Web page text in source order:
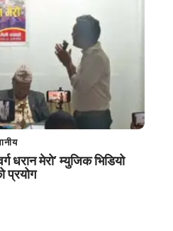
धरान मेरो’ म्युजिक भिडियो
प्रयोग